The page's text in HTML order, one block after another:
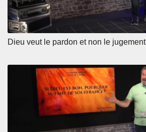
Dieu veut le pardon et non le jugement